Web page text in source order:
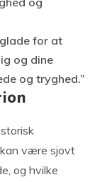
for at
og dine
og tryghed.”
være sjovt
og hvilke